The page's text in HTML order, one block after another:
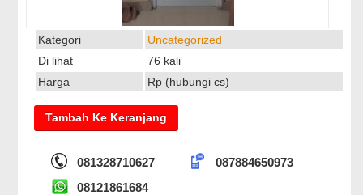
Kategori
Uncategorized
Di lihat
76 kali
Harga
Rp (hubungi cs)
081328710627
087884650973
08121861684